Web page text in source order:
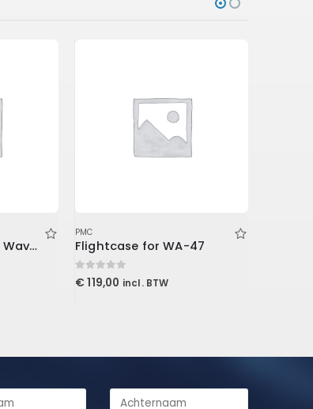
2 inch Studiofoam Wave 60x60x5cm, Purple
PMC
Flightcase for WA-47
0out of 5
€ 119,00 incl. BTW